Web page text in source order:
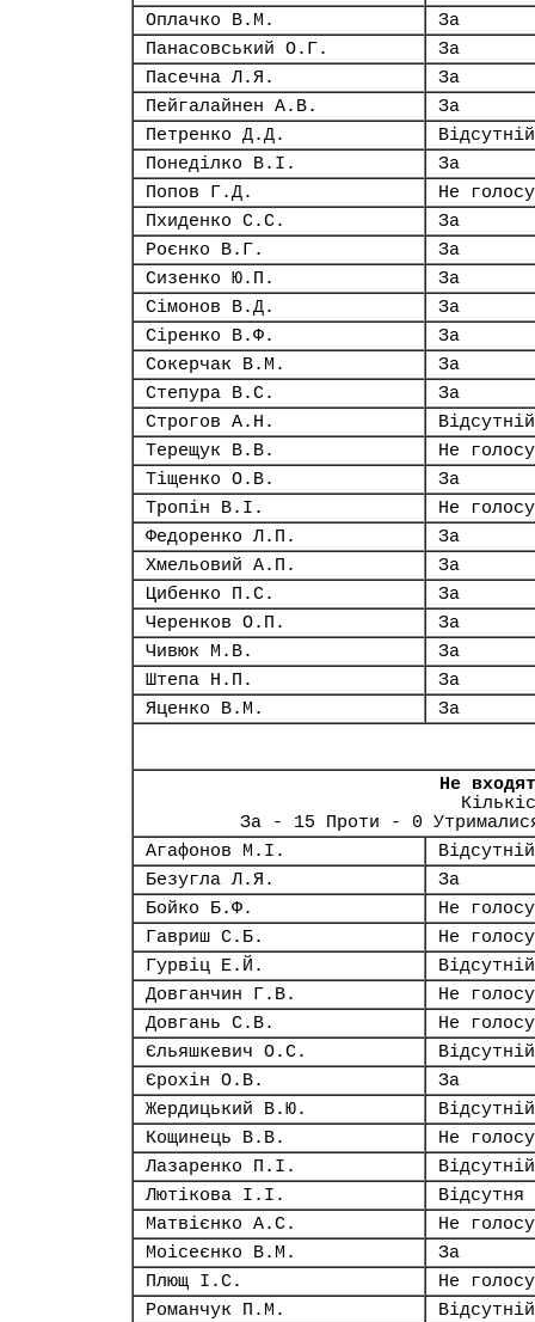
Оплачко В.М.
За
Панасовський О.Г.
За
Пасечна Л.Я.
За
Пейгалайнен А.В.
За
Петренко Д.Д.
Відсутній
Понеділко В.І.
За
Попов Г.Д.
Не
Пхиденко С.С.
За
Роєнко В.Г.
За
Сизенко Ю.П.
За
Сімонов В.Д.
За
Сіренко В.Ф.
За
Сокерчак В.М.
За
Степура В.С.
За
Строгов А.Н.
Відсутній
Терещук В.В.
Не
Тіщенко О.В.
За
Тропін В.І.
Не
Федоренко Л.П.
За
Хмельовий А.П.
За
Цибенко П.С.
За
Черенков О.П.
За
Чивюк М.В.
За
Штепа Н.П.
За
Яценко В.М.
За
Не
За - 15 Проти - 0
Агафонов М.І.
Відсутній
Безугла Л.Я.
За
Бойко Б.Ф.
Не
Гавриш С.Б.
Не
Гурвіц Е.Й.
Відсутній
Довганчин Г.В.
Не
Довгань С.В.
Не
Єльяшкевич О.С.
Відсутній
Єрохін О.В.
За
Жердицький В.Ю.
Відсутній
Кощинець В.В.
Не
Лазаренко П.І.
Відсутній
Лютікова І.І.
Відсутня
Матвієнко А.С.
Не
Моісеєнко В.М.
За
Плющ І.С.
Не
Романчук П.М.
Відсутній